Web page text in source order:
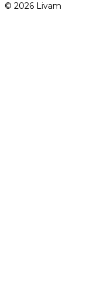
© 2026 Livam